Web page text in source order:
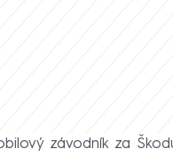
závodník za